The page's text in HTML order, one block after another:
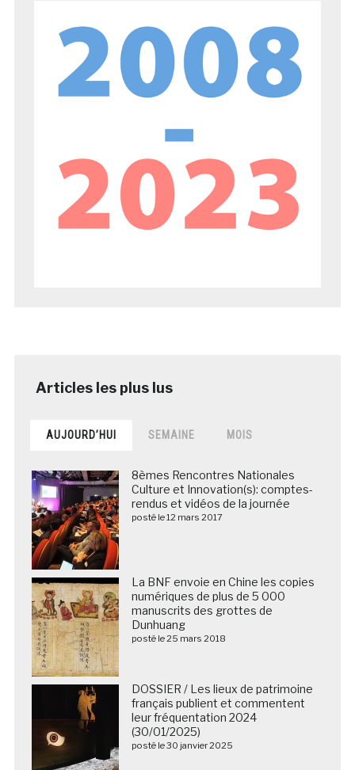
AUJOURD’HUI SEMAINE MOIS
8èmes Rencontres Nationales
Culture et Innovation(s): comptes-
rendus et vidéos de la journée
posté le 12 mars 2017
La BNF envoie en Chine les copies
numériques de plus de 5 000
manuscrits des grottes de
Dunhuang
posté le 25 mars 2018
DOSSIER / Les lieux de patrimoine
français publient et commentent
leur fréquentation 2024
(30/01/2025)
posté le 30 janvier 2025